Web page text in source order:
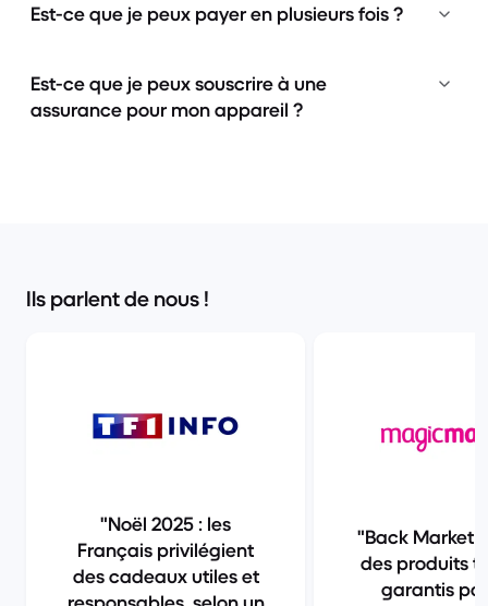
Est-ce que je peux payer en plusieurs fois ?
Est-ce que je peux souscrire à une
assurance pour mon appareil ?
Ils parlent de nous !
Noël 2025 : les
Français privilégient
des cadeaux utiles et
Back Market
des produits
garantis